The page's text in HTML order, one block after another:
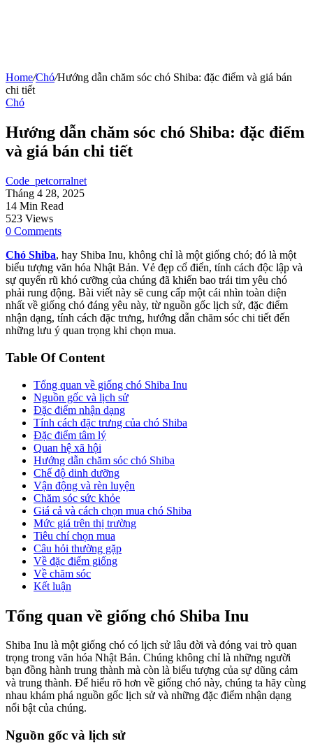
Home/Chó/Hướng dẫn chăm sóc chó Shiba: đặc điểm và giá bán
chi tiết
Chó
Hướng dẫn chăm sóc chó Shiba: đặc điểm
và giá bán chi tiết
Code_petcorralnet
Tháng 4 28, 2025
14 Min Read
523 Views
0 Comments
Chó Shiba, hay Shiba Inu, không chỉ là một giống chó; đó là một
biểu tượng văn hóa Nhật Bản. Vẻ đẹp cổ điển, tính cách độc lập và
sự quyến rũ khó cưỡng của chúng đã khiến bao trái tim yêu chó
phải rung động. Bài viết này sẽ cung cấp một cái nhìn toàn diện
nhất về giống chó đáng yêu này, từ nguồn gốc lịch sử, đặc điểm
nhận dạng, tính cách đặc trưng, hướng dẫn chăm sóc chi tiết đến
những lưu ý quan trọng khi chọn mua.
Table Of Content
Tổng quan về giống chó Shiba Inu
Nguồn gốc và lịch sử
Đặc điểm nhận dạng
Tính cách đặc trưng của chó Shiba
Đặc điểm tâm lý
Quan hệ xã hội
Hướng dẫn chăm sóc chó Shiba
Chế độ dinh dưỡng
Vận động và rèn luyện
Chăm sóc sức khỏe
Giá cả và cách chọn mua chó Shiba
Mức giá trên thị trường
Tiêu chí chọn mua
Câu hỏi thường gặp
Về đặc điểm giống
Về chăm sóc
Kết luận
Tổng quan về giống chó Shiba Inu
Shiba Inu là một giống chó có lịch sử lâu đời và đóng vai trò quan
trọng trong văn hóa Nhật Bản. Chúng không chỉ là những người
bạn đồng hành trung thành mà còn là biểu tượng của sự dũng cảm
và trung thành. Để hiểu rõ hơn về giống chó này, chúng ta hãy cùng
nhau khám phá nguồn gốc lịch sử và những đặc điểm nhận dạng
nổi bật của chúng.
Nguồn gốc và lịch sử